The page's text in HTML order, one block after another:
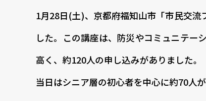
1月28日(土)、京都府福知山市「市民交
した。この講座は、防災やコミュニテー
高く、約120人の申し込みがありました。
当日はシニア層の初心者を中心に約70人